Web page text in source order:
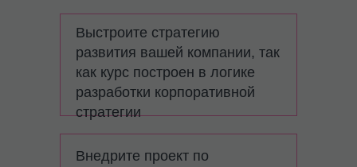
Выстроите стратегию
развития вашей компании, так
как курс построен в логике
разработки корпоративной
стратегии
Внедрите проект по